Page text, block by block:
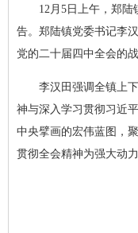
12月5日上午，郑
告。郑陆镇党委书记李
党的二十届四中全会的
李汉田强调全镇上
神与深入学习贯彻习近
中央擘画的宏伟蓝图，
贯彻全会精神为强大动